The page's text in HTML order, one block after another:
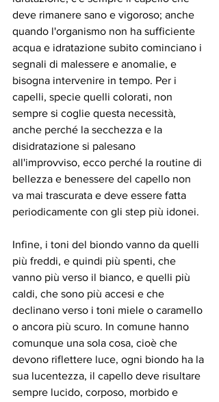
deve rimanere sano e vigoroso; anche
quando l'organismo non ha sufficiente
acqua e idratazione subito cominciano i
segnali di malessere e anomalie, e
bisogna intervenire in tempo. Per i
capelli, specie quelli colorati, non
sempre si coglie questa necessità,
anche perché la secchezza e la
disidratazione si palesano
all'improvviso, ecco perché la routine di
bellezza e benessere del capello non
va mai trascurata e deve essere fatta
periodicamente con gli step più idonei.
Infine, i toni del biondo vanno da quelli
più freddi, e quindi più spenti, che
vanno più verso il bianco, e quelli più
caldi, che sono più accesi e che
declinano verso i toni miele o caramello
o ancora più scuro. In comune hanno
comunque una sola cosa, cioè che
devono riflettere luce, ogni biondo ha la
sua lucentezza, il capello deve risultare
sempre lucido, corposo, morbido e